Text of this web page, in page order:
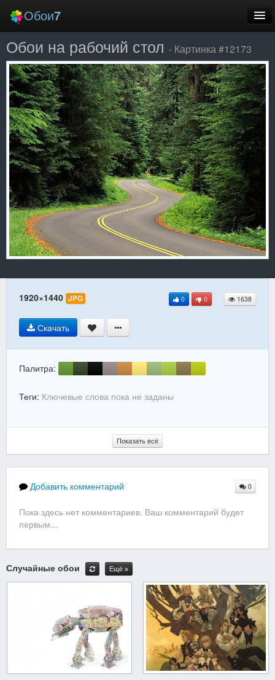
Обои7
Новые
Лучшие
Случайные
Заставки
Еще
Вход
Обои на рабочий стол - Картинка #12173
1920×1440 JPG 0 0 1638
Скачать
Палитра:
Теги: Ключевые слова пока не заданы
Показать всё
Добавить комментарий 0
Пока здесь нет комментариев. Ваш комментарий будет
первым...
Случайные обои Ещё